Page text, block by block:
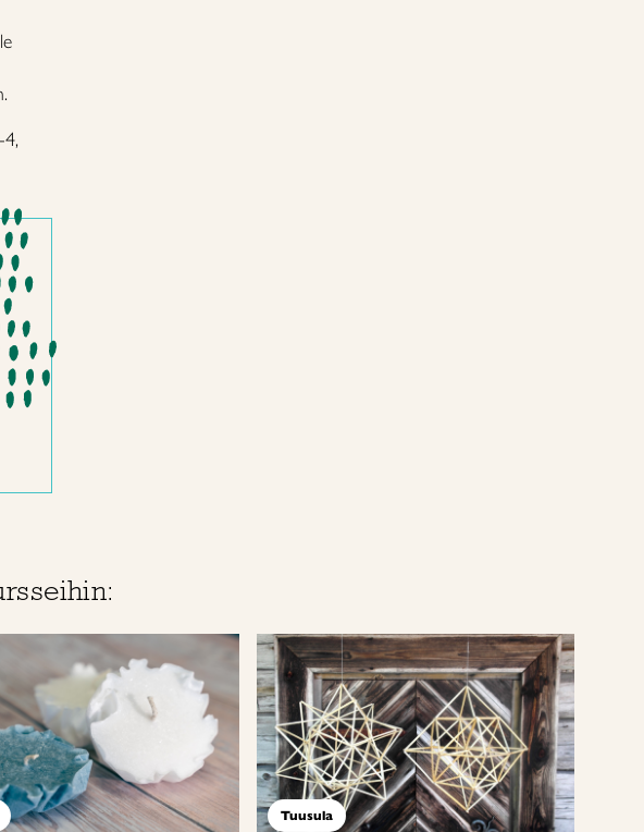
Tuusula